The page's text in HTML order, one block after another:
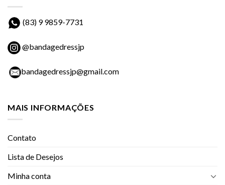
(83) 9 9859-7731
@bandagedressjp
bandagedressjp@gmail.com
MAIS INFORMAÇÕES
Contato
Lista de Desejos
Minha conta